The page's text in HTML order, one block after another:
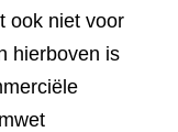
ook niet voor
hierboven is